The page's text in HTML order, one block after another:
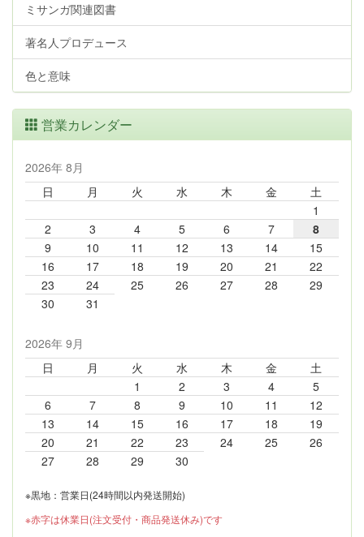
ミサンガ関連図書
著名人プロデュース
色と意味
営業カレンダー
2026年 8月
日
月 火 水 木 金
土
1
2
3 4 5 6 7
8
9
10 11 12 13 14
15
16
17 18 19 20 21
22
23
24 25 26 27 28
29
30
31
2026年 9月
日
月 火 水 木 金
土
1
2 3 4
5
6
7 8 9 10 11
12
13
14 15 16 17 18
19
20
21 22 23 24 25
26
27
28 29 30
※黒地：営業日(24時間以内発送開始)
※赤字は休業日(注文受付・商品発送休み)です